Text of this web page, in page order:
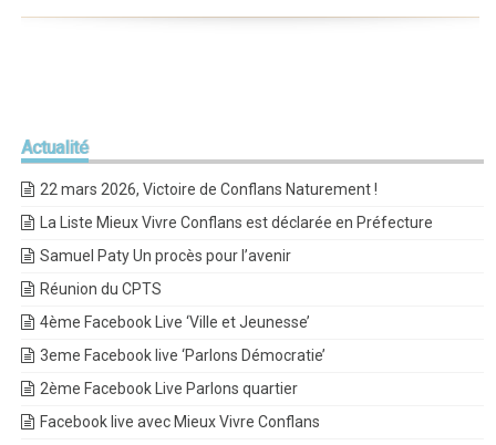
Actualité
22 mars 2026, Victoire de Conflans Naturement !
La Liste Mieux Vivre Conflans est déclarée en Préfecture
Samuel Paty Un procès pour l’avenir
Réunion du CPTS
4ème Facebook Live ‘Ville et Jeunesse’
3eme Facebook live ‘Parlons Démocratie’
2ème Facebook Live Parlons quartier
Facebook live avec Mieux Vivre Conflans